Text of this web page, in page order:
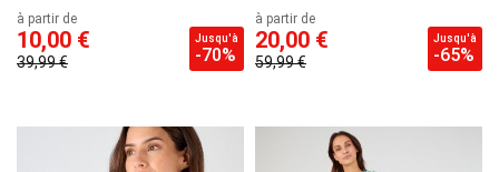
à partir de
10,00 €
39,99 €
Jusqu'à
-70%
à partir de
20,00 €
59,99 €
Jusqu'à
-65%